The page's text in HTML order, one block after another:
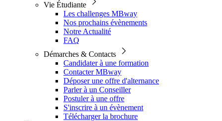
Vie Étudiante
Les challenges MBway
Nos prochains évènements
Notre Actualité
FAQ
Démarches & Contacts
Candidater à une formation
Contacter MBway
Déposer une offre d'alternance
Parler à un Conseiller
Postuler à une offre
S'inscrire à un évènement
Télécharger la brochure